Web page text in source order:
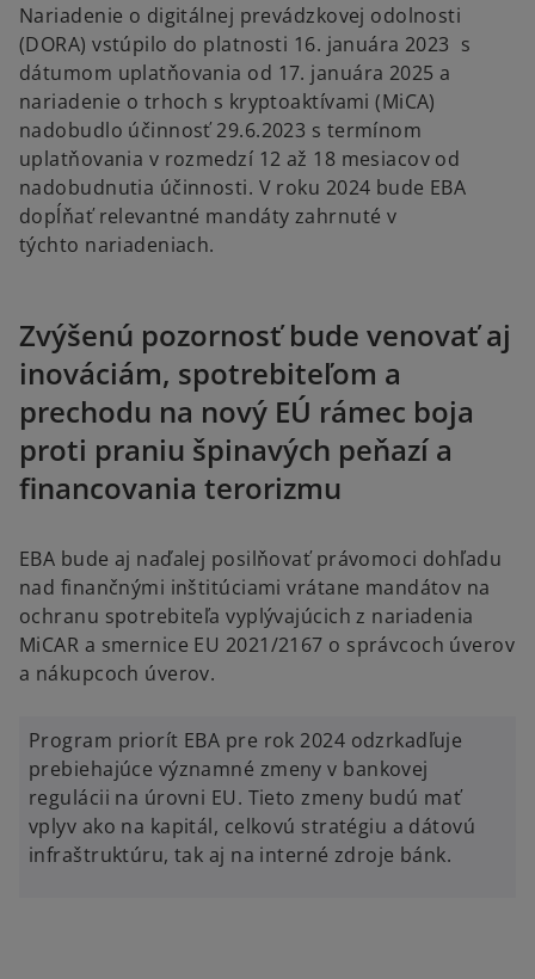
Nariadenie o digitálnej prevádzkovej odolnosti
(DORA) vstúpilo do platnosti 16. januára 2023 s
dátumom uplatňovania od 17. januára 2025 a
nariadenie o trhoch s kryptoaktívami (MiCA)
nadobudlo účinnosť 29.6.2023 s termínom
uplatňovania v rozmedzí 12 až 18 mesiacov od
nadobudnutia účinnosti. V roku 2024 bude EBA
dopĺňať relevantné mandáty zahrnuté v
týchto nariadeniach.
Zvýšenú pozornosť bude venovať aj
inováciám, spotrebiteľom a
prechodu na nový EÚ rámec boja
proti praniu špinavých peňazí a
financovania terorizmu
EBA bude aj naďalej posilňovať právomoci dohľadu
nad finančnými inštitúciami vrátane mandátov na
ochranu spotrebiteľa vyplývajúcich z nariadenia
MiCAR a smernice EU 2021/2167 o správcoch úverov
a nákupcoch úverov.
Program priorít EBA pre rok 2024 odzrkadľuje
prebiehajúce významné zmeny v bankovej
regulácii na úrovni EU. Tieto zmeny budú mať
vplyv ako na kapitál, celkovú stratégiu a dátovú
infraštruktúru, tak aj na interné zdroje bánk.